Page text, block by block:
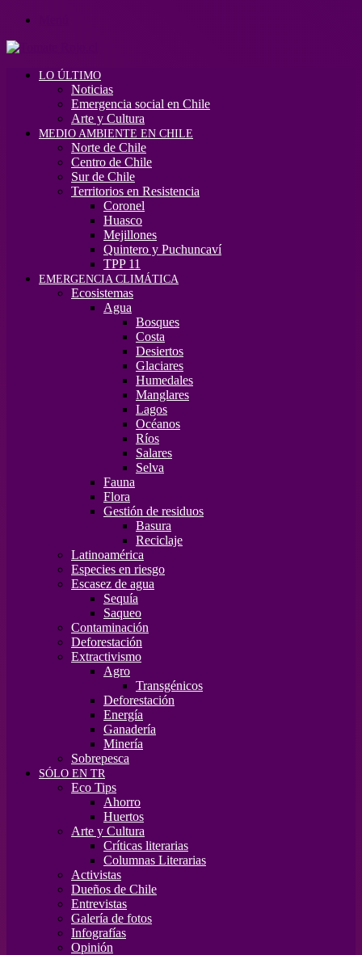
LO ÚLTIMO
Noticias
Emergencia social en Chile
Arte y Cultura
MEDIO AMBIENTE EN CHILE
Norte de Chile
Centro de Chile
Sur de Chile
Territorios en Resistencia
Coronel
Huasco
Mejillones
Quintero y Puchuncaví
TPP 11
EMERGENCIA CLIMÁTICA
Ecosistemas
Agua
Bosques
Costa
Desiertos
Glaciares
Humedales
Manglares
Lagos
Océanos
Ríos
Salares
Selva
Fauna
Flora
Gestión de residuos
Basura
Reciclaje
Latinoamérica
Especies en riesgo
Escasez de agua
Sequía
Saqueo
Contaminación
Deforestación
Extractivismo
Agro
Transgénicos
Deforestación
Energía
Ganadería
Minería
Sobrepesca
SÓLO EN TR
Eco Tips
Ahorro
Huertos
Arte y Cultura
Críticas literarias
Columnas Literarias
Activistas
Dueños de Chile
Entrevistas
Galería de fotos
Infografías
Opinión